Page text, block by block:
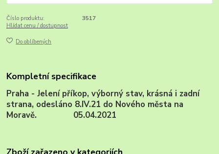
Číslo produktu:
3517
Hlídat cenu / dostupnost
Do oblíbených
Kompletní specifikace
Praha - Jelení příkop, výborný stav, krásná i zadní
strana, odesláno 8.IV.21 do Nového města na
Moravě. 05.04.2021